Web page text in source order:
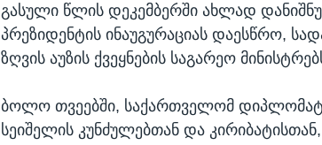
გასული წლის დეკემბერში ახლად
პრეზიდენტის ინაუგურაციას დაესწრო,
ზღვის აუზის ქვეყნების საგარეო
ბოლო თვეებში, საქართველომ
სეიშელის კუნძულებთან და